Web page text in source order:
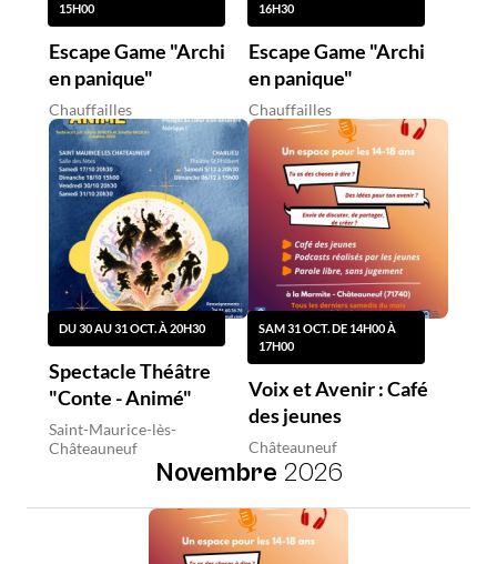
15H00
Escape Game "Archi
en panique"
Chauffailles
16H30
Escape Game "Archi
en panique"
Chauffailles
DU 30 AU 31 OCT. À 20H30
Spectacle Théâtre
"Conte - Animé"
Saint-Maurice-lès-
Châteauneuf
SAM 31 OCT. DE 14H00 À
17H00
Voix et Avenir : Café
des jeunes
Châteauneuf
Novembre 2026